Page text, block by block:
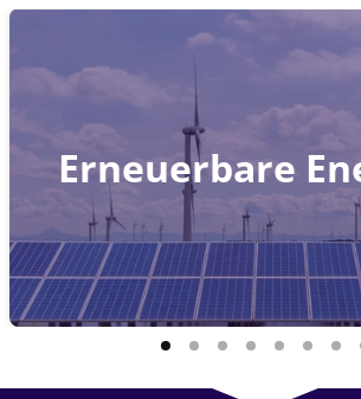
Slide 1 of 8
Erneuerbare